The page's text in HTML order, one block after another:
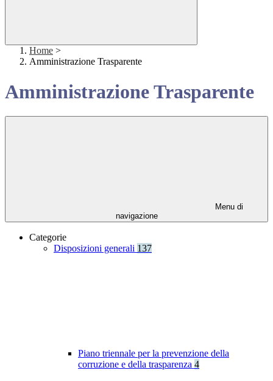
Home >
Amministrazione Trasparente
Amministrazione Trasparente
Menu di
navigazione
Categorie
Disposizioni generali 137
Piano triennale per la prevenzione della
corruzione e della trasparenza 4